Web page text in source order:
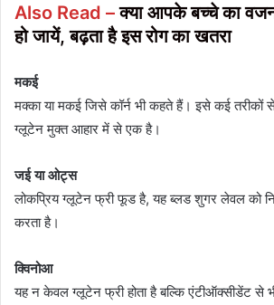
Also Read –क्या आपके बच्चे का
हो जायें, बढ़ता है इस रोग का खतरा
मकई
मक्का या मकई जिसे कॉर्न भी कहते हैं। इसे कई तरीकों
ग्लूटेन मुक्त आहार में से एक है।
जई या ओट्स
लोकप्रिय ग्लूटेन फ्री फूड है, यह ब्लड शुगर लेवल को
करता है।
क्विनोआ
यह न केवल ग्लूटेन फ्री होता है बल्कि एंटीऑक्सीडेंट से